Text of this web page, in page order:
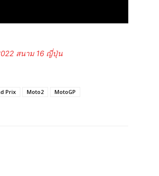
สนาม 16 ญี่ปุ่น
Prix Moto2
MotoGP